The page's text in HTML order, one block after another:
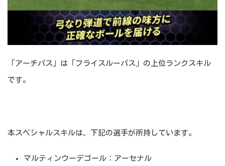
「アーチパス」は「フライスルーパス」の上位ランクスキル
です。
本スペシャルスキルは、下記の選手が所持しています。
マルティンウーデゴール：アーセナル